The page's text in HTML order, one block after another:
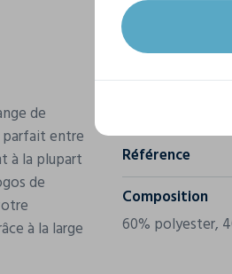
de
entre
à la plupart
de
à la large
Référence
Composition
60% polyester,